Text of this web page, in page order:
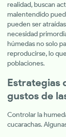
realidad, buscan
malentendido
pueden ser
necesidad
húmedas no solo
reproducirse, lo
poblaciones.
Estrategias
gustos de
Controlar la
cucarachas.